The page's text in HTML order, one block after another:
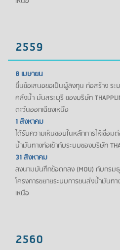
2559
8 เมษายน
ยื่นข้อเสนอขอเป็นผู้ลงทุน ก่อสร้าง ร
คลังน้ำ มันสระบุรี ของบริษัท
ตะวันออกเฉียงเหนือ
1 สิงหาคม
ได้รับความเห็นชอบในหลักการให้เชื่อม
น้ำมันทางท่อเข้ากับระบบของบริษัท
31 สิงหาคม
ลงนามบันทึกข้อตกลง (MOU) กับกรม
โครงการขยายระบบการขนส่งน้ำมันท
เหนือ
2560